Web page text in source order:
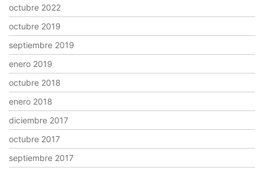
octubre 2022
octubre 2019
septiembre 2019
enero 2019
octubre 2018
enero 2018
diciembre 2017
octubre 2017
septiembre 2017